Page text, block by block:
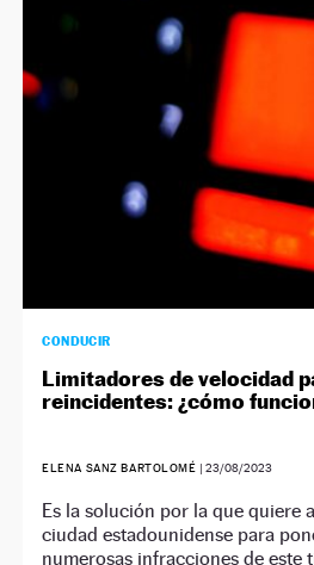
CONDUCIR
Limitadores de velocidad
reincidentes: ¿cómo
ELENA SANZ BARTOLOMÉ | 23/08/2023
Es la solución por la que quiere
ciudad estadounidense para
numerosas infracciones de este